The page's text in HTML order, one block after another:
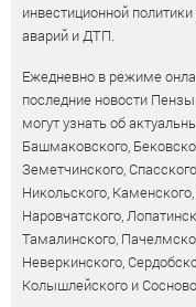
инвестиционной
аварий и ДТП.
Ежедневно в режиме
последние новости
могут узнать об
Башмаковского,
Земетчинского,
Никольского,
Наровчатского,
Тамалинского,
Неверкинского,
Колышлейского и